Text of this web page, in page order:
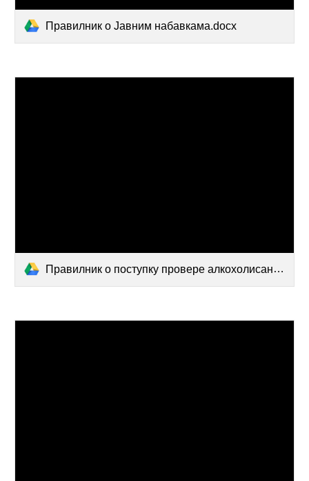
Правилник о Јавним набавкама.docx
Правилник о поступку провере алкохолисаности и др. средстава.docx